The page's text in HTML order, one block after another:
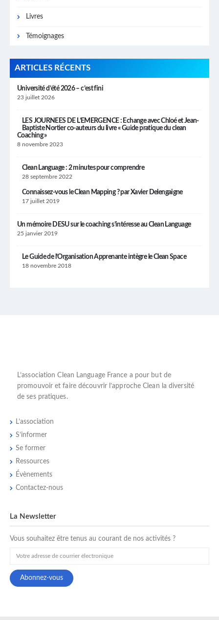
Livres
Témoignages
ARTICLES RÉCENTS
Université d’été 2026 – c’est fini
23 juillet 2026
LES JOURNEES DE L’EMERGENCE : Echange avec Chloé et Jean-
Baptiste Nortier co-auteurs du livre « Guide pratique du clean
Coaching »
8 novembre 2023
Clean Language : 2 minutes pour comprendre
28 septembre 2022
Connaissez-vous le Clean Mapping ? par Xavier Delengaigne
17 juillet 2019
Un mémoire DESU sur le coaching s’intéresse au Clean Language
25 janvier 2019
Le Guide de l’Organisation Apprenante intègre le Clean Space
18 novembre 2018
L’association Clean Language France a pour but de
promouvoir et faire découvrir l’approche Clean la diversité
de ses pratiques.
L’association
S’informer
Se former
Ressources
Évènements
Contactez-nous
La Newsletter
Vous souhaitez être tenus au courant de nos activités ?